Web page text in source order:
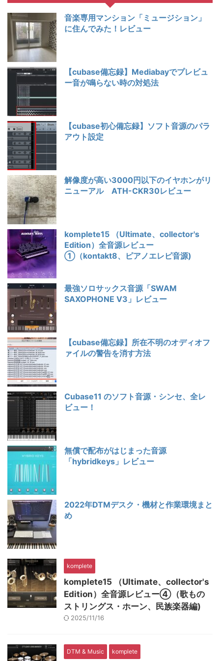
音楽専用マンション「ミュージション」
に住んでみた！レビュー
【cubase備忘録】Mediabayでプレビュ
ー音が鳴らない時の対処法
【cubase初心備忘録】ソフト音源のパラ
アウト設定
解像度が高い3000円以下のイヤホンがリ
ニューアル ATH-CKR30レビュー
komplete15 （Ultimate、collector's
Edition）全音源レビュー
①（kontakt8、ピアノエレピ音源)
最強ソロサックス音源「SWAM
SAXOPHONE V3」レビュー
【cubase備忘録】所在不明のオディオフ
ァイルの警告を消す方法
Cubase11 のソフト音源・シンセ、全レ
ビュー！
無償で配布がはじまった音源
「hybridkeys」レビュー
2022年DTMデスク・機材と作業環境まと
め
komplete
komplete15 （Ultimate、collector's
Edition）全音源レビュー④（歌もの
ストリングス・ホーン、民族楽器編)
2025/11/16
DTM & Music komplete